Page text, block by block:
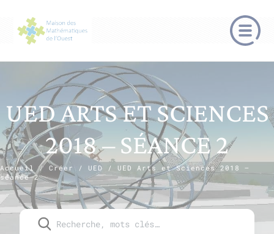
UED ARTS ET SCIENCES
2018 – SÉANCE 2
Accueil / Créer / UED / UED Arts et Sciences 2018 –
séance 2